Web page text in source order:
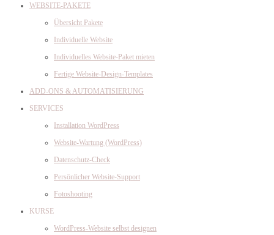
WEBSITE-PAKETE
Übersicht Pakete
Individuelle Website
Individuelles Website-Paket mieten
Fertige Website-Design-Templates
ADD-ONS & AUTOMATISIERUNG
SERVICES
Installation WordPress
Website-Wartung (WordPress)
Datenschutz-Check
Persönlicher Website-Support
Fotoshooting
KURSE
WordPress-Website selbst designen